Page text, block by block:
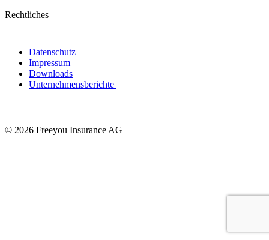
Rechtliches
Datenschutz
Impressum
Downloads
Unternehmensberichte
© 2026 Freeyou Insurance AG